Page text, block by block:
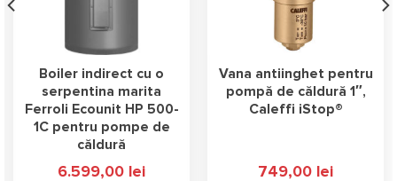
Boiler indirect cu o
serpentina marita
Ferroli Ecounit HP 500-
1C pentru pompe de
căldură
6.599,00 lei
Vana antiinghet pentru
pompă de căldură 1″,
Caleffi iStop®
749,00 lei